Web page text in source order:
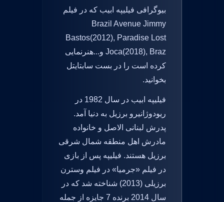
بیوگرافی فیلیپه ابیب که در فیلم
Brazil Avenue Jimmy
Bastos(2012), Paradise Lost
Joca(2018), Braz و...هنرنمایی
کرده است را در بست سابتایتل
بخوانید.
فیلیپه ابیب در سال 1982 در
ریودوژانیرو برزیل به دنیا آمد.
پدرش لبنانی الاصل و خانواده
مادرش اهل منطقه شمال شرقی
برزیل هستند. فیلیپه پس از بازی
در فیلم «جرمیا» در فیلم وسترن
برزیلی (2013) شناخته شد که در
سال 2014 برنده 7 جایزه از جمله